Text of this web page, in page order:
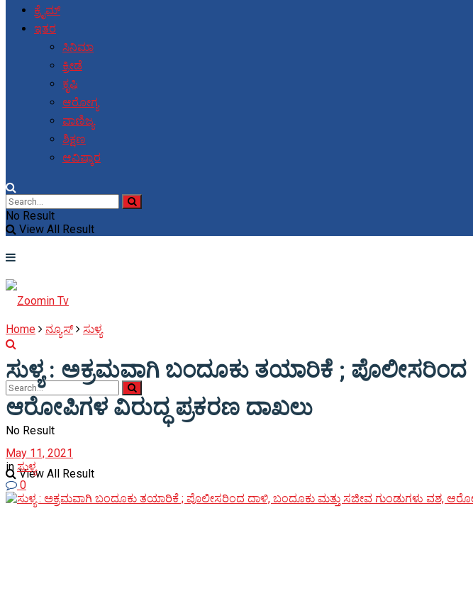
ಕ್ರೈಮ್
ಇತರ
ಸಿನಿಮಾ
ಕ್ರೀಡೆ
ಕೃಷಿ
ಆರೋಗ್ಯ
ವಾಣಿಜ್ಯ
ಶಿಕ್ಷಣ
ಆವಿಷ್ಕಾರ
No Result
View All Result
No Result
View All Result
Home ನ್ಯೂಸ್ ಸುಳ್ಯ
ಸುಳ್ಯ : ಅಕ್ರಮವಾಗಿ ಬಂದೂಕು ತಯಾರಿಕೆ ; ಪೊಲೀಸರಿಂದ
ಆರೋಪಿಗಳ ವಿರುದ್ಧ ಪ್ರಕರಣ ದಾಖಲು
May 11, 2021
in ಸುಳ್ಯ
0